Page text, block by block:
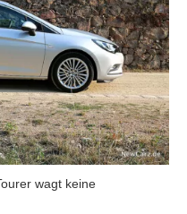
wagt keine